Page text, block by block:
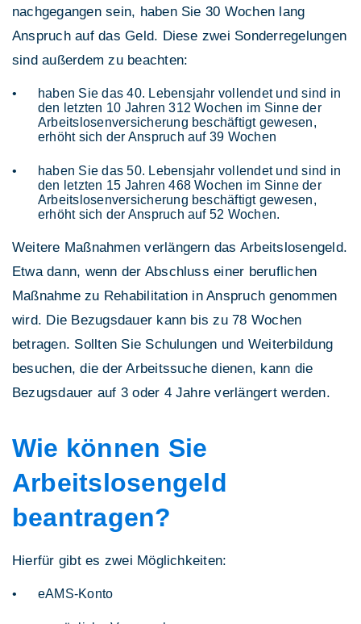
nachgegangen sein, haben Sie 30 Wochen lang
Anspruch auf das Geld. Diese zwei Sonderregelungen
sind außerdem zu beachten:
haben Sie das 40. Lebensjahr vollendet und sind in
den letzten 10 Jahren 312 Wochen im Sinne der
Arbeitslosenversicherung beschäftigt gewesen,
erhöht sich der Anspruch auf 39 Wochen
haben Sie das 50. Lebensjahr vollendet und sind in
den letzten 15 Jahren 468 Wochen im Sinne der
Arbeitslosenversicherung beschäftigt gewesen,
erhöht sich der Anspruch auf 52 Wochen.
Weitere Maßnahmen verlängern das Arbeitslosengeld.
Etwa dann, wenn der Abschluss einer beruflichen
Maßnahme zu Rehabilitation in Anspruch genommen
wird. Die Bezugsdauer kann bis zu 78 Wochen
betragen. Sollten Sie Schulungen und Weiterbildung
besuchen, die der Arbeitssuche dienen, kann die
Bezugsdauer auf 3 oder 4 Jahre verlängert werden.
Wie können Sie
Arbeitslosengeld
beantragen?
Hierfür gibt es zwei Möglichkeiten:
eAMS-Konto